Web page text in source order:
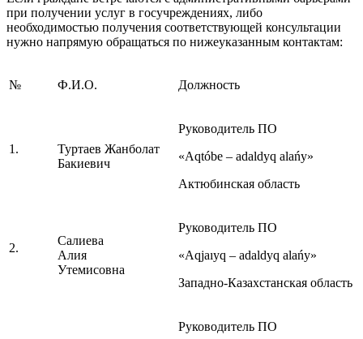
при получении услуг в госучреждениях, либо
необходимостью получения соответствующей консультации
нужно напрямую обращаться по нижеуказанным контактам:
№ Ф.И.О. Должность
1.
Туртаев Жанболат
Бакиевич
Руководитель ПО
«Aqtóbe – adaldyq alańy»
Актюбинская область
2.
Салиева
Алия
Утемисовна
Руководитель ПО
«Aqjaıyq – adaldyq alańy»
Западно-Казахстанская область
Руководитель ПО